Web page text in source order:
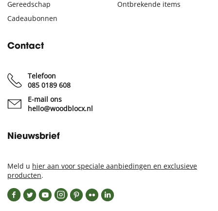
Gereedschap
Cadeaubonnen
Ontbrekende items
Contact
Telefoon
085 0189 608
E-mail ons
hello@woodblocx.nl
Nieuwsbrief
Meld u hier aan voor speciale aanbiedingen en exclusieve
producten.